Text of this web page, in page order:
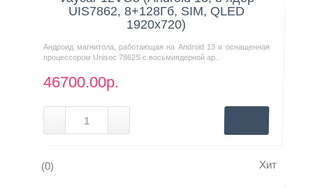
UIS7862, 8+128Гб, SIM, QLED
1920x720)
Андроид магнитола, работающая на Android 13 и оснащенная
процессором Unisoc 7862S с восьмиядерной ар..
46700.00р.
(0) Хит